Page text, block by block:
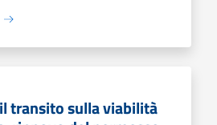
transito sulla viabilità